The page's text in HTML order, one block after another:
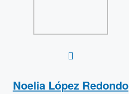
Noelia López Redondo